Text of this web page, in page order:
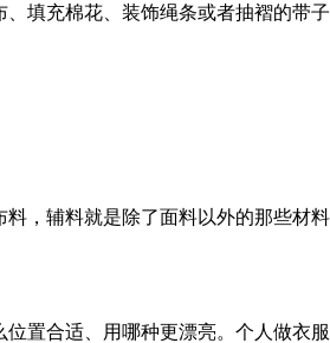
填充棉花、装饰绳条或者抽褶的带
料，辅料就是除了面料以外的那些材
置合适、用哪种更漂亮。个人做衣